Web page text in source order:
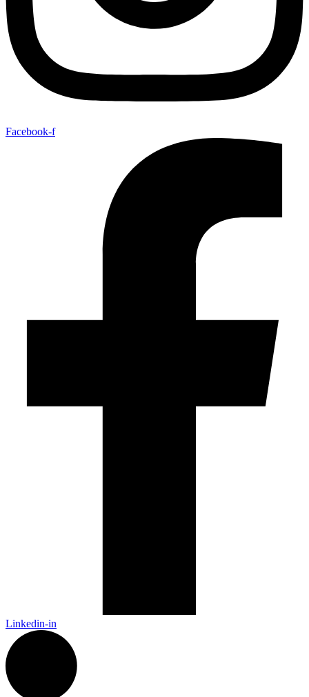
Facebook-f
Linkedin-in